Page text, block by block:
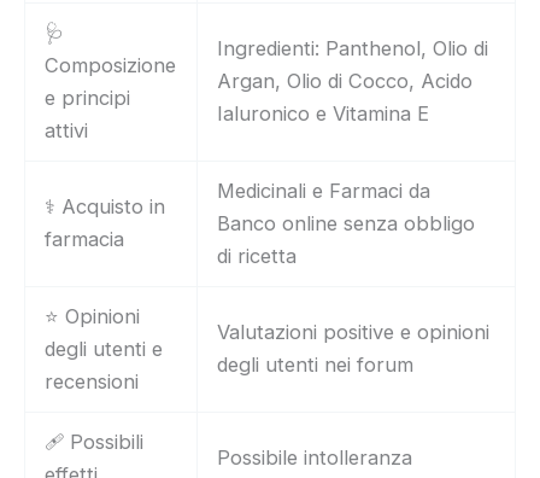
🩺
Composizione
e principi
attivi
Ingredienti: Panthenol, Olio di
Argan, Olio di Cocco, Acido
Ialuronico e Vitamina E
⚕️ Acquisto in
farmacia
Medicinali e Farmaci da
Banco online senza obbligo
di ricetta
⭐ Opinioni
degli utenti e
recensioni
Valutazioni positive e opinioni
degli utenti nei forum
🩹 Possibili
Possibile intolleranza